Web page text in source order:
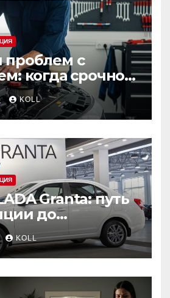
проблем с
когда срочно
KOLL
Granta: путь
до
российского
KOLL